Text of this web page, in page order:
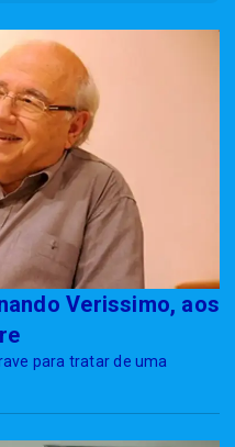
Verissimo, aos
para tratar de uma